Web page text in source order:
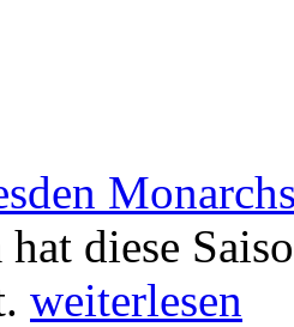
hat diese
weiterlesen